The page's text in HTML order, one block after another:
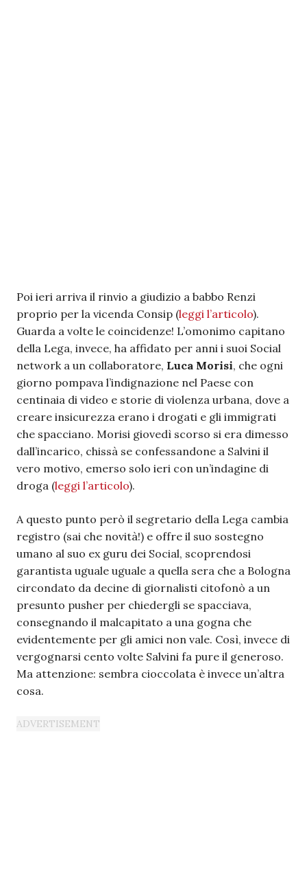
Poi ieri arriva il rinvio a giudizio a babbo Renzi
proprio per la vicenda Consip (leggi l’articolo).
Guarda a volte le coincidenze! L’omonimo capitano
della Lega, invece, ha affidato per anni i suoi Social
network a un collaboratore, Luca Morisi, che ogni
giorno pompava l’indignazione nel Paese con
centinaia di video e storie di violenza urbana, dove a
creare insicurezza erano i drogati e gli immigrati
che spacciano. Morisi giovedì scorso si era dimesso
dall’incarico, chissà se confessandone a Salvini il
vero motivo, emerso solo ieri con un’indagine di
droga (leggi l’articolo).
A questo punto però il segretario della Lega cambia
registro (sai che novità!) e offre il suo sostegno
umano al suo ex guru dei Social, scoprendosi
garantista uguale uguale a quella sera che a Bologna
circondato da decine di giornalisti citofonò a un
presunto pusher per chiedergli se spacciava,
consegnando il malcapitato a una gogna che
evidentemente per gli amici non vale. Così, invece di
vergognarsi cento volte Salvini fa pure il generoso.
Ma attenzione: sembra cioccolata è invece un’altra
cosa.